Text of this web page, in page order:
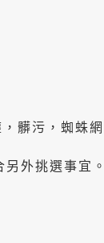
，髒污，蜘蛛
外挑選事宜。